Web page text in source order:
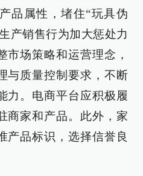
品属性，堵住“玩具伪
产销售行为加大惩处力
市场策略和运营理念，
与质量控制要求，不断
力。电商平台应积极履
商家和产品。此外，家
产品标识，选择信誉良